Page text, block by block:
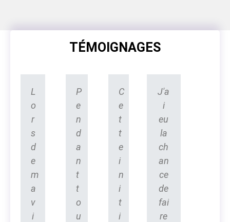
TÉMOIGNAGES
L
o
r
s
d
e
m
a
v
i
P
e
n
d
a
n
t
t
o
u
C
e
t
t
e
i
n
i
t
i
J'a
i
eu
la
ch
an
ce
de
fai
re